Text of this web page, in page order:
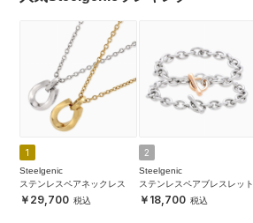
1
Steelgenic
ステンレスペアネックレス
29,700
2
Steelgenic
ステンレスペアブレスレット
18,700